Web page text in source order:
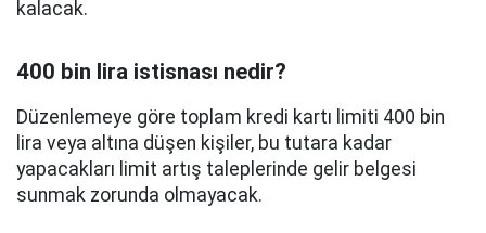
kalacak.
400 bin lira istisnası nedir?
Düzenlemeye göre toplam kredi kartı limiti 400 bin
lira veya altına düşen kişiler, bu tutara kadar
yapacakları limit artış taleplerinde gelir belgesi
sunmak zorunda olmayacak.